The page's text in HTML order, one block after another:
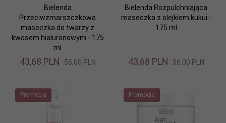
Bielenda
Przeciwzmarszczkowa
maseczka do twarzy z
kwasem hialuronowym - 175
ml
43,68 PLN 56,00 PLN
Bielenda Rozpulchniająca
maseczka z olejkiem kukui -
175 ml
43,68 PLN 56,00 PLN
Promocja Promocja